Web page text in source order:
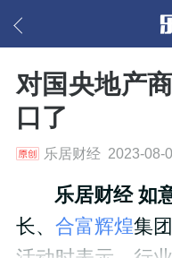
对国央地产
口了
乐居财经 2023-08-
乐居财经 如
长、 合富辉煌集